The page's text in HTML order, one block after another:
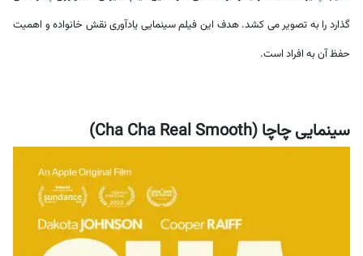
گذارد را به تصویر می کشد. هدف این فیلم سینمایی یادآوری نقش خانواده و اهمیت
حفظ آن به افراد است.
سینمایی چاچا (Cha Cha Real Smooth)